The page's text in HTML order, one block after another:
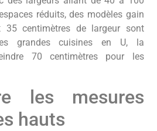
réduits, des modèles gain
centimètres de largeur sont
grandes cuisines en U, la
70 centimètres pour les
les mesures
hauts